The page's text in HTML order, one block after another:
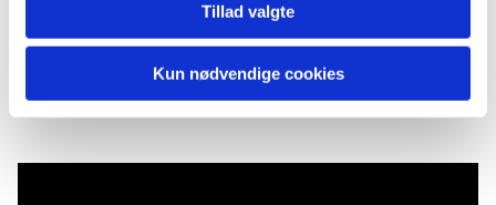
Tillad valgte
Kun nødvendige cookies